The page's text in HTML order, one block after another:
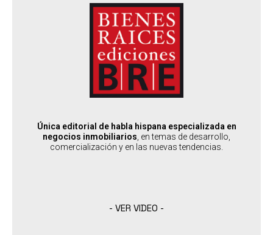
Única editorial de habla hispana especializada en
negocios inmobiliarios , en temas de desarrollo,
comercialización y en las nuevas tendencias.
BRE
DESTINADO A
Desarrolladores, Brokers, Arquitectos y Constructores. Todo quien
desee transfomarse en un actor clave del mercado del Real
Estate
PAÍSES SEDES
:
Entrega a todo Latam
SABER MÁS
- VER VIDEO -